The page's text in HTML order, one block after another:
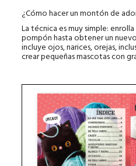
¿Cómo hacer un montón de
La técnica es muy simple:
pompón hasta obtener un
incluye ojos, narices, orejas,
crear pequeñas mascotas con